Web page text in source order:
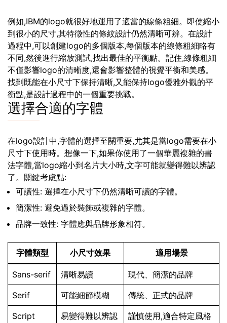
例如,IBM的logo就很好地運用了適當的線條粗細。即使縮小
到很小的尺寸,其特徵性的條紋設計仍然清晰可辨。在設計
過程中,可以創建logo的多個版本,每個版本的線條粗細略有
不同,然後進行縮放測試,找出最佳的平衡點。記住,線條粗細
不僅影響logo的清晰度,還會影響整體的視覺平衡和美感。
找到既能在小尺寸下保持清晰,又能保持logo優雅外觀的平
衡點,是設計過程中的一個重要挑戰。
選擇合適的字體
在logo設計中,字體的選擇至關重要,尤其是當logo需要在小
尺寸下使用時。想像一下,如果你使用了一個華麗複雜的書
法字體,當logo縮小到名片大小時,文字可能就變得難以辨認
了。關鍵考慮點:
可讀性: 選擇在小尺寸下仍然清晰可讀的字體。
簡潔性: 避免過於裝飾或複雜的字體。
品牌一致性: 字體應與品牌形象相符。
字體類型 小尺寸效果 適用場景
Sans-serif 清晰易讀 現代、簡潔的品牌
Serif 可能細節模糊 傳統、正式的品牌
Script 易變得難以辨認 謹慎使用,適合特定風格